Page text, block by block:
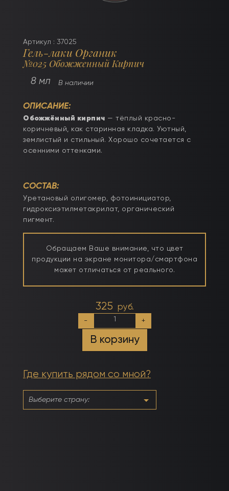
Артикул : 37025
Гель-лаки Органик
№025 Обожженный Кирпич
8 мл В наличии
ОПИСАНИЕ:
Обожжённый кирпич — тёплый красно-
коричневый, как старинная кладка. Уютный,
землистый и стильный. Хорошо сочетается с
осенними оттенками.
СОСТАВ:
Уретановый олигомер, фотоинициатор,
гидроксиэтилметакрилат, органический
пигмент.
Обращаем Ваше внимание, что цвет
продукции на экране монитора/смартфона
может отличаться от реального.
325 руб.
Количество
Обожженный
Кирпич
- +
В корзину
Где купить рядом со мной?